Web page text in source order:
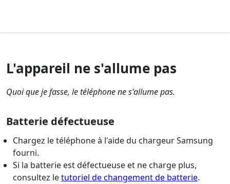
L'appareil ne s'allume pas
Quoi que je fasse, le téléphone ne s'allume pas.
Batterie défectueuse
Chargez le téléphone à l'aide du chargeur Samsung
fourni.
Si la batterie est défectueuse et ne charge plus,
consultez letutoriel de changement de batterie.